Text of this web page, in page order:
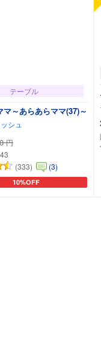
テーブル
マ～あらあらママ(37)～
シュ
円
(333)
(3)
10%OFF
カートに追加